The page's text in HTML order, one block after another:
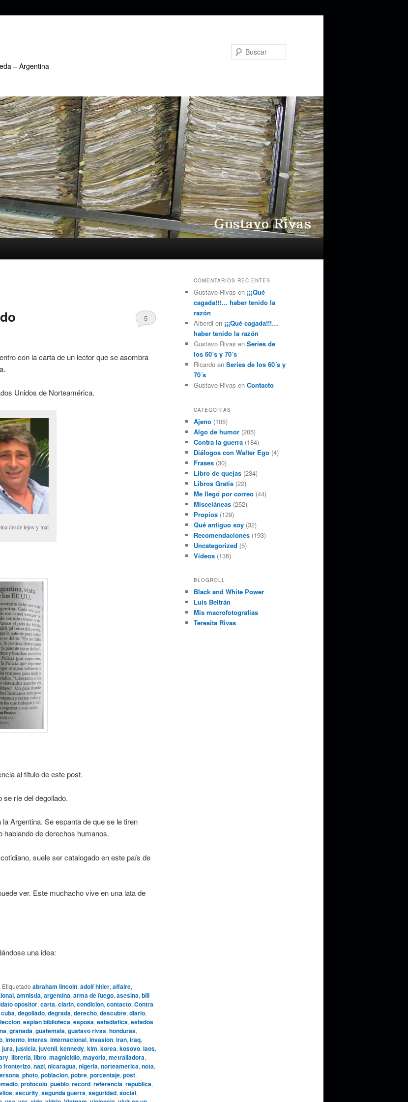
– Argentina
5
con la carta de un lector que se asombra
Unidos de Norteamérica.
desde lejos y mal
al título de este post.
se ríe del degollado.
Argentina. Se espanta de que se le tiren
de derechos humanos.
suele ser catalogado en este país de
ver. Este muchacho vive en una lata de
una idea:
Etiquetado abraham lincoln, adolf hitler, affaire,
, amnistia, argentina, arma de fuego, asesina, bill
opositor, carta, clarin, condicion, contacto, Contra
cuba, degollado, degrada, derecho, descubre, diario,
, espian biblioteca, esposa, estadistica, estados
, granada, guatemala, gustavo rivas, honduras,
, intento, interes, internacional, invasion, iran, iraq,
jura, justicia, juvenil, kennedy, kim, korea, kosovo, laos,
, libreria, libro, magnicidio, mayoria, metralladora,
fronterizo, nazi, nicaragua, nigeria, norteamerica, nota,
, photo, poblacion, pobre, porcentaje, post,
, protocolo, pueblo, record, referencia, republica,
, security, segunda guerra, seguridad, social,
COMENTARIOS RECIENTES
Gustavo Rivas en ¡¡¡Qué
cagada!!!… haber tenido la
razón
Alberdi en ¡¡¡Qué cagada!!!…
haber tenido la razón
Gustavo Rivas en Series de
los 60´s y 70´s
Ricardo en Series de los 60´s y
70´s
Gustavo Rivas en Contacto
CATEGORÍAS
Ajeno (105)
Algo de humor (205)
Contra la guerra (184)
Diálogos con Walter Ego (4)
Frases (30)
Libro de quejas (234)
Libros Gratis (22)
Me llegó por correo (44)
Misceláneas (252)
Propios (129)
Qué antiguo soy (32)
Recomendaciones (193)
Uncategorized (5)
Videos (136)
BLOGROLL
Black and White Power
Luis Beltrán
Mis macrofotografías
Teresita Rivas